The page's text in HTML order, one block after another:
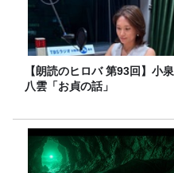
【朗読のヒロバ 第93回】小泉
八雲「お貞の話」